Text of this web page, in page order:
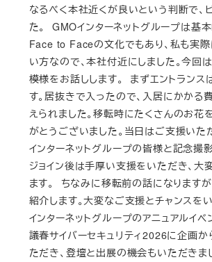
なるべく本社近くが良いという判断で、
た。 GMOインターネットグループは基
Face to Faceの文化でもあり、私も実
い方なので、本社付近にしました。今回
模様をお話しします。 まずエントランス
す。居抜きで入ったので、入居にかかる
えられました。移転時にたくさんのお花
がとうございました。当日はご支援い
インターネットグループの皆様と記念撮
ジョイン後は手厚い支援をいただき、大
ます。 ちなみに移転前の話になります
紹介します。大変なご支援とチャンスを
インターネットグループのアニュアルイ
議春サイバーセキュリティ2026に企画
ただき、登壇と出展の機会もいただきま